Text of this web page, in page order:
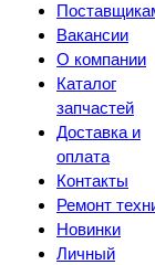
Вакансии
О компании
Каталог
запчастей
Доставка и
оплата
Контакты
Ремонт
Новинки
Личный